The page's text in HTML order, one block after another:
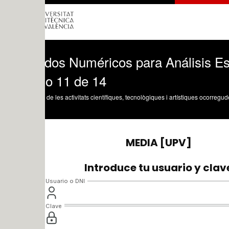
Numéricos para Análisis
11 de 14
les activitats científiques, tecnològiques i artístiques ocorregudes en els tres